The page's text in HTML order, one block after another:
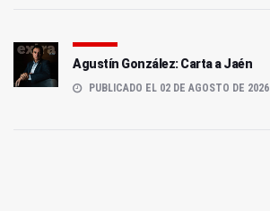
Agustín González: Carta a Jaén
PUBLICADO EL 02 DE AGOSTO DE 2026